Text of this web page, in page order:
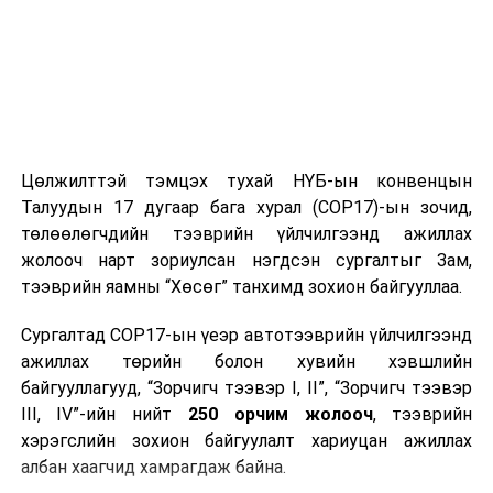
Цөлжилттэй тэмцэх тухай НҮБ-ын конвенцын
Талуудын 17 дугаар бага хурал (COP17)-ын зочид,
төлөөлөгчдийн тээврийн үйлчилгээнд ажиллах
жолооч нарт зориулсан нэгдсэн сургалтыг Зам,
тээврийн яамны “Хөсөг” танхимд зохион байгууллаа.
Сургалтад COP17-ын үеэр автотээврийн үйлчилгээнд
ажиллах төрийн болон хувийн хэвшлийн
байгууллагууд, “Зорчигч тээвэр I, II”, “Зорчигч тээвэр
III, IV”-ийн нийт 250 орчим жолооч, тээврийн
хэрэгслийн зохион байгуулалт хариуцан ажиллах
албан хаагчид хамрагдаж байна.